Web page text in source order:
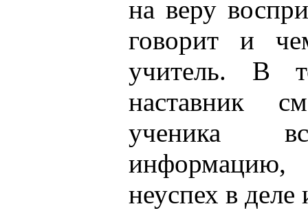
на веру
говорит и
учитель. В
наставник
ученика
информацию,
неуспех в деле